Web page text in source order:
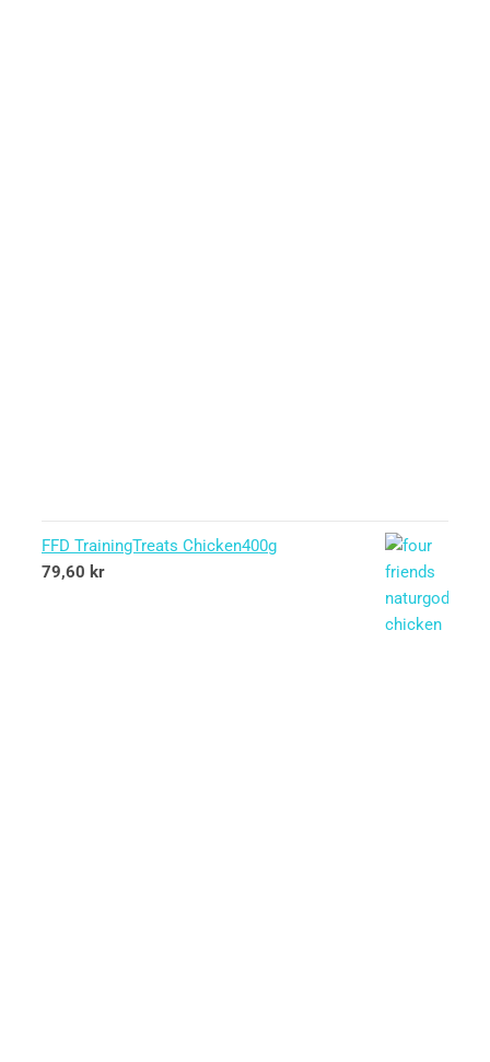
FFD TrainingTreats Chicken400g
79,60 kr